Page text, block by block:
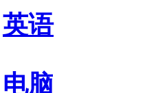
英语
电脑